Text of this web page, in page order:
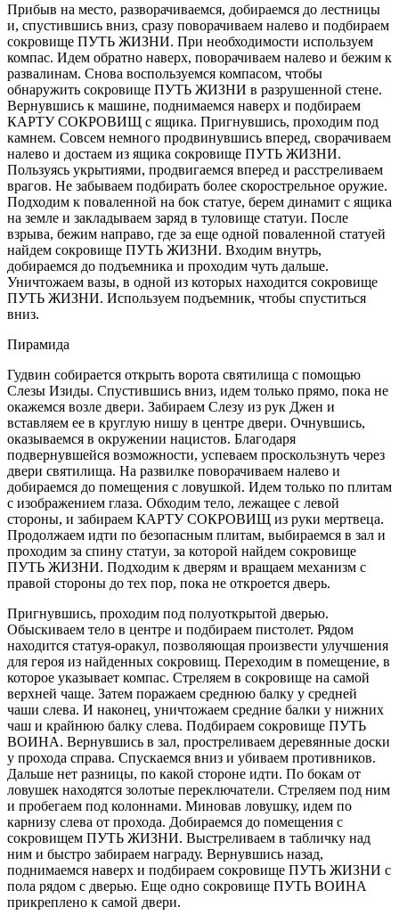
Прибыв на место, разворачиваемся, добираемся до лестницы
и, спустившись вниз, сразу поворачиваем налево и подбираем
сокровище ПУТЬ ЖИЗНИ. При необходимости используем
компас. Идем обратно наверх, поворачиваем налево и бежим к
развалинам. Снова воспользуемся компасом, чтобы
обнаружить сокровище ПУТЬ ЖИЗНИ в разрушенной стене.
Вернувшись к машине, поднимаемся наверх и подбираем
КАРТУ СОКРОВИЩ с ящика. Пригнувшись, проходим под
камнем. Совсем немного продвинувшись вперед, сворачиваем
налево и достаем из ящика сокровище ПУТЬ ЖИЗНИ.
Пользуясь укрытиями, продвигаемся вперед и расстреливаем
врагов. Не забываем подбирать более скорострельное оружие.
Подходим к поваленной на бок статуе, берем динамит с ящика
на земле и закладываем заряд в туловище статуи. После
взрыва, бежим направо, где за еще одной поваленной статуей
найдем сокровище ПУТЬ ЖИЗНИ. Входим внутрь,
добираемся до подъемника и проходим чуть дальше.
Уничтожаем вазы, в одной из которых находится сокровище
ПУТЬ ЖИЗНИ. Используем подъемник, чтобы спуститься
вниз.
Пирамида
Гудвин собирается открыть ворота святилища с помощью
Слезы Изиды. Спустившись вниз, идем только прямо, пока не
окажемся возле двери. Забираем Слезу из рук Джен и
вставляем ее в круглую нишу в центре двери. Очнувшись,
оказываемся в окружении нацистов. Благодаря
подвернувшейся возможности, успеваем проскользнуть через
двери святилища. На развилке поворачиваем налево и
добираемся до помещения с ловушкой. Идем только по плитам
с изображением глаза. Обходим тело, лежащее с левой
стороны, и забираем КАРТУ СОКРОВИЩ из руки мертвеца.
Продолжаем идти по безопасным плитам, выбираемся в зал и
проходим за спину статуи, за которой найдем сокровище
ПУТЬ ЖИЗНИ. Подходим к дверям и вращаем механизм с
правой стороны до тех пор, пока не откроется дверь.
Пригнувшись, проходим под полуоткрытой дверью.
Обыскиваем тело в центре и подбираем пистолет. Рядом
находится статуя-оракул, позволяющая произвести улучшения
для героя из найденных сокровищ. Переходим в помещение, в
которое указывает компас. Стреляем в сокровище на самой
верхней чаще. Затем поражаем среднюю балку у средней
чаши слева. И наконец, уничтожаем средние балки у нижних
чаш и крайнюю балку слева. Подбираем сокровище ПУТЬ
ВОИНА. Вернувшись в зал, простреливаем деревянные доски
у прохода справа. Спускаемся вниз и убиваем противников.
Дальше нет разницы, по какой стороне идти. По бокам от
ловушек находятся золотые переключатели. Стреляем под ним
и пробегаем под колоннами. Миновав ловушку, идем по
карнизу слева от прохода. Добираемся до помещения с
сокровищем ПУТЬ ЖИЗНИ. Выстреливаем в табличку над
ним и быстро забираем награду. Вернувшись назад,
поднимаемся наверх и подбираем сокровище ПУТЬ ЖИЗНИ с
пола рядом с дверью. Еще одно сокровище ПУТЬ ВОИНА
прикреплено к самой двери.